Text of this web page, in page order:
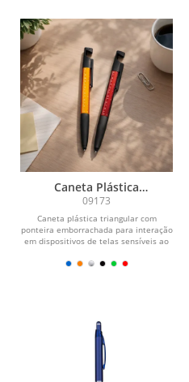
Caneta Plástica
Multifunções
09173
Caneta plástica triangular com
ponteira emborrachada para interação
em dispositivos de telas sensíveis ao